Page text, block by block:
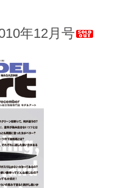
年12月号